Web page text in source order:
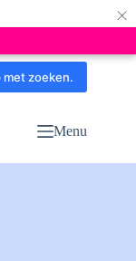
×
met zoeken.
Menu